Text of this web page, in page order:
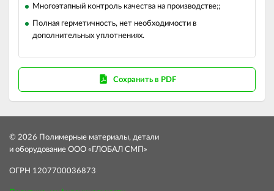
Многоэтапный контроль качества на производстве;;
Полная герметичность, нет необходимости в
дополнительных уплотнениях.
Сохранить в PDF
© 2026 Полимерные материалы, детали
и оборудование ООО «ГЛОБАЛ СМП»
ОГРН 1207700036873